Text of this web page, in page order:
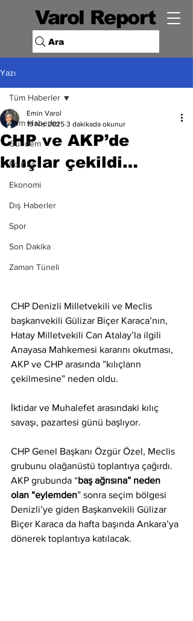
Varol Report
Ara
Yazı
Tüm Haberler
Gündem
Politika
Ekonomi
Dış Haberler
Spor
Son Dakika
Zaman Tüneli
Tüm Haberler
CHP ve AKP’de
kılıçlar çekildi…
Emin Varol
19 Nis 2025 3 dakikada okunur
CHP Denizli Milletvekili ve Meclis
başkanvekili Gülizar Biçer Karaca’nın,
Hatay Milletvekili Can Atalay’la ilgili
Anayasa Mahkemesi kararını okutması,
AKP ve CHP arasında ”kılıçların
çekilmesine” neden oldu.
İktidar ve Muhalefet arasındaki kılıç
savaşı, pazartesi günü başlıyor.
CHP Genel Başkanı Özgür Özel, Meclis
grubunu olağanüstü toplantıya çağırdı.
AKP grubunda “baş ağrısına” neden
olan “eylemden” sonra seçim bölgesi
Denizli’ye giden Başkanvekili Gülizar
Biçer Karaca da hafta başında Ankara’ya
dönerek toplantıya katılacak.